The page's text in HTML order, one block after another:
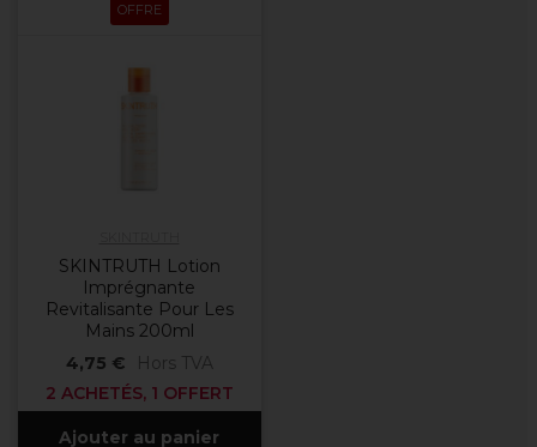
OFFRE
SKINTRUTH Lotion
Imprégnante
Revitalisante Pour Les
Mains 200ml
4,75 €
Hors TVA
2 ACHETÉS, 1 OFFERT
Ajouter au panier